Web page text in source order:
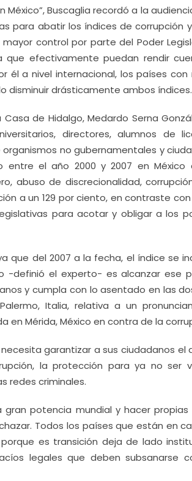
México”, Buscaglia recordó a la
para abatir los índices de corrupción
control por parte del Poder
que efectivamente puedan rendir
él a nivel internacional, los países
disminuir drásticamente ambos índices.
de Hidalgo, Medardo Serna
directores, alumnos de
no gubernamentales y
entre el año 2000 y 2007 en
abuso de discrecionalidad,
a un 129 por ciento, en contraste
para acotar y obligar a los
que del 2007 a la fecha, el índice se
-definió el experto- es alcanzar ese
y cumpla con lo asentado en las
Italia, relativa a un
en Mérida, México en contra de la
garantizar a sus ciudadanos
la protección para ya no ser
redes criminales.
potencia mundial y hacer
Todos los países que están en
es transición deja de lado
legales que deben subsanarse